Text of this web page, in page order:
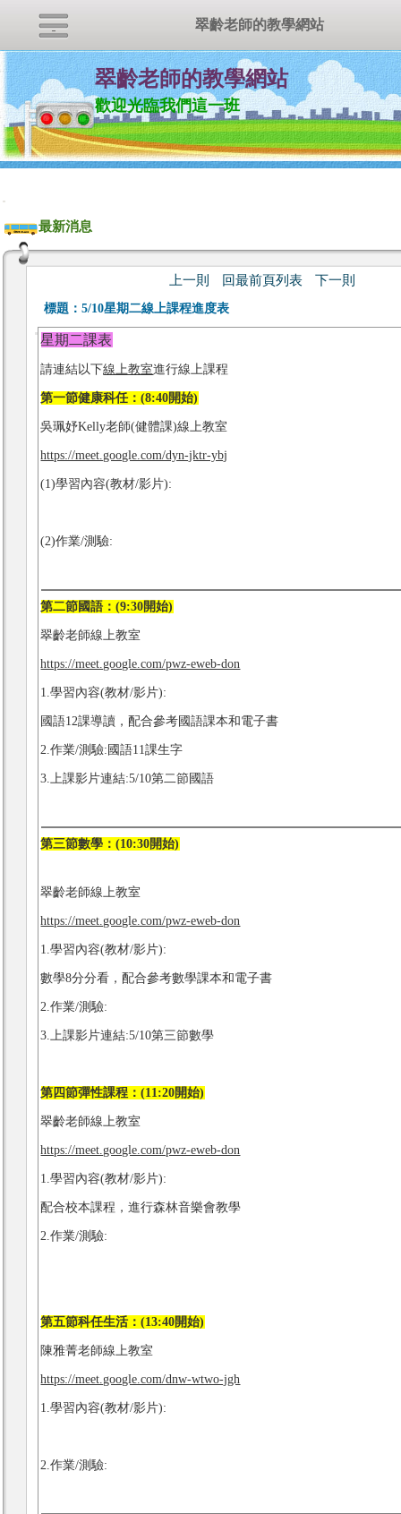
翠齡老師的教學網站
歡迎光臨我們這一班
:::
最新消息
上一則 回最前頁列表 下一則
標題：5/10星期二線上課程進度表
星期二課表
請連結以下線上教室進行線上課程
第一節健康科任：(8:40開始)
吳珮妤Kelly老師(健體課)線上教室
https://meet.google.com/dyn-jktr-ybj
(1)學習內容(教材/影片):
(2)作業/測驗:
第二節國語：(9:30開始)
翠齡老師線上教室
https://meet.google.com/pwz-eweb-don
1.學習內容(教材/影片):
國語12課導讀，配合參考國語課本和電子書
2.作業/測驗:國語11課生字
3.上課影片連結:5/10第二節國語
第三節數學：(10:30開始)
翠齡老師線上教室
https://meet.google.com/pwz-eweb-don
1.學習內容(教材/影片):
數學8分分看，配合參考數學課本和電子書
2.作業/測驗:
3.上課影片連結:5/10第三節數學
第四節彈性課程：(11:20開始)
翠齡老師線上教室
https://meet.google.com/pwz-eweb-don
1.學習內容(教材/影片):
配合校本課程，進行森林音樂會教學
2.作業/測驗:
第五節科任生活：(13:40開始)
陳雅菁老師線上教室
https://meet.google.com/dnw-wtwo-jgh
1.學習內容(教材/影片):
2.作業/測驗:
翠齡老師的教學網站